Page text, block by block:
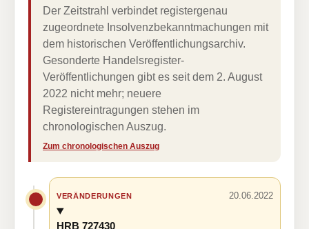
Der Zeitstrahl verbindet registergenau
zugeordnete Insolvenzbekanntmachungen mit
dem historischen Veröffentlichungsarchiv.
Gesonderte Handelsregister-
Veröffentlichungen gibt es seit dem 2. August
2022 nicht mehr; neuere
Registereintragungen stehen im
chronologischen Auszug.
Zum chronologischen Auszug
VERÄNDERUNGEN 20.06.2022
HRB 727430